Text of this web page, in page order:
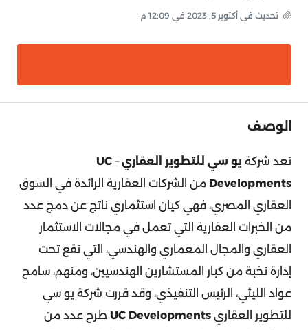
تحديث في أكتوبر 5, 2023 في 12:09 م
الوصف
تعد شركة يو سي للتطوير العقاري–
UC
Developments من الشركات العقارية الرائدة في السوق
العقاري المصري، فهي كيان استثماري ناتج عن دمج عدد
من الخبرات العقارية التي تعمل في مجالات الاستثمار
العقاري والمجال المعماري والهندسي، التي تقع تحت
إدارة نخبة من كبار المستشارين الهندسيين، ومنهم، سامح
عواد الليثي، الرئيس التنفيذي، وقد قررت شركة يو سي
للتطوير العقاري UC Developments طرح عدد من